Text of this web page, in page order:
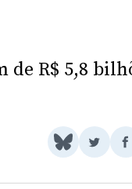
R$ 5,8
Share
BlueSky